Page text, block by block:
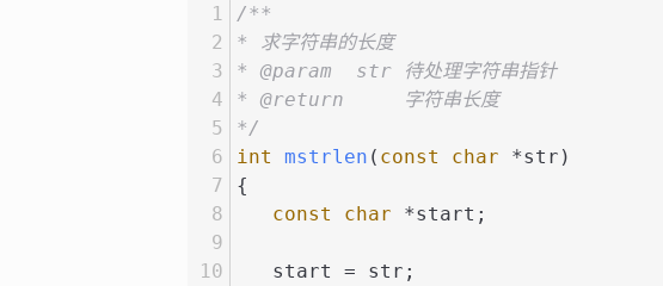
/**
* 求字符串的长度
* @param  str 待处理字符串指针
* @return     字符串长度
*/
int
mstrlen ( const char *str)
{
const
char *start;
   start = str;